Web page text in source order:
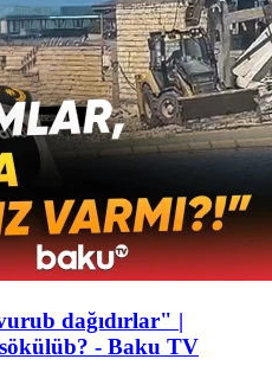
dağıdırlar" |
- Baku TV